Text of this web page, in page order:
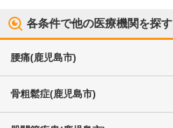
各条件で他の医療機関を探す
腰痛(鹿児島市)
骨粗鬆症(鹿児島市)